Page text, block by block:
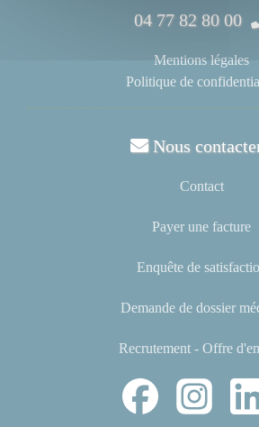
04 77 82 80 00
Mentions légales
Politique de
Nous
Contact
Payer une facture
Enquête de
Demande de dossier
Recrutement - Offre